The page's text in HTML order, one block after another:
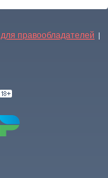
для правообладателей |